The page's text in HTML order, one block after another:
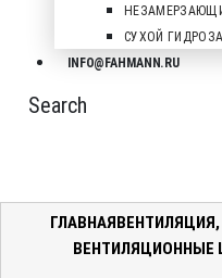
СУХОЙ
INFO@FAHMANN.RU
Search
ГЛАВНАЯВЕНТИЛЯЦИЯ,
ВЕНТИЛЯЦИОННЫЕ